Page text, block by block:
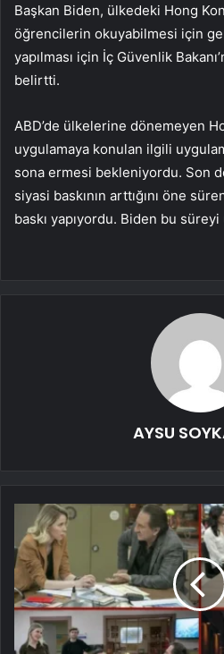
Başkan Biden, ülkedeki Hong
öğrencilerin okuyabilmesi için
yapılması için İç Güvenlik
belirtti.
ABD’de ülkelerine dönemeyen
uygulamaya konulan ilgili
sona ermesi bekleniyordu. Son
siyasi baskının arttığını öne
baskı yapıyordu. Biden bu
AYSU